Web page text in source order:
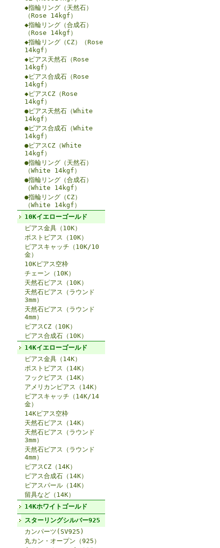
◆指輪リング（天然石）
（Rose 14kgf）
◆指輪リング（合成石）
（Rose 14kgf）
◆指輪リング（CZ）（Rose
14kgf）
◆ピアス天然石（Rose
14kgf）
◆ピアス合成石（Rose
14kgf）
◆ピアスCZ（Rose
14kgf）
●ピアス天然石（White
14kgf）
●ピアス合成石（White
14kgf）
●ピアスCZ（White
14kgf）
●指輪リング（天然石）
（White 14kgf）
●指輪リング（合成石）
（White 14kgf）
●指輪リング（CZ）
（White 14kgf）
10Kイエローゴールド
ピアス金具（10K）
ポストピアス（10K）
ピアスキャッチ（10K/10
金）
10Kピアス空枠
チェーン（10K）
天然石ピアス（10K）
天然石ピアス（ラウンド
3mm）
天然石ピアス（ラウンド
4mm）
ピアスCZ（10K）
ピアス合成石（10K）
14Kイエローゴールド
ピアス金具（14K）
ポストピアス（14K）
フックピアス（14K）
アメリカンピアス（14K）
ピアスキャッチ（14K/14
金）
14Kピアス空枠
天然石ピアス（14K）
天然石ピアス（ラウンド
3mm）
天然石ピアス（ラウンド
4mm）
ピアスCZ（14K）
ピアス合成石（14K）
ピアスパール（14K）
留具など（14K）
14Kホワイトゴールド
スターリングシルバー925
カンパーツ(SV925)
丸カン・オープン（925）